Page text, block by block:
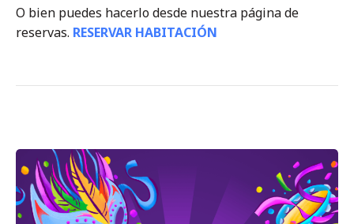
O bien puedes hacerlo desde nuestra página de
reservas. RESERVAR HABITACIÓN